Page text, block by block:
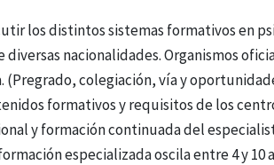
los distintos sistemas formativos en
nacionalidades. Organismos
colegiación, vía y
formativos y requisitos de los
y formación continuada del
especializada oscila entre 4 y